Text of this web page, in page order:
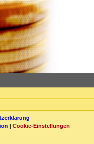
| Cookie-Einstellungen